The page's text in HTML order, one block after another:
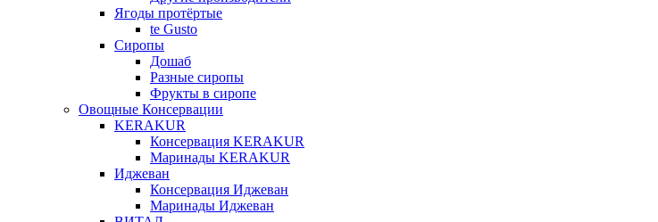
Ягоды протёртые
te Gusto
Сиропы
Дошаб
Разные сиропы
Фрукты в сиропе
Овощные Консервации
KERAKUR
Консервация KERAKUR
Маринады KERAKUR
Иджеван
Консервация Иджеван
Маринады Иджеван